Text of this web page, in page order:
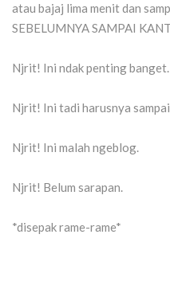
atau bajaj lima menit dan
SEBELUMNYA SAMPAI
Njrit! Ini ndak penting banget.
Njrit! Ini tadi harusnya
Njrit! Ini malah ngeblog.
Njrit! Belum sarapan.
*disepak rame-rame*